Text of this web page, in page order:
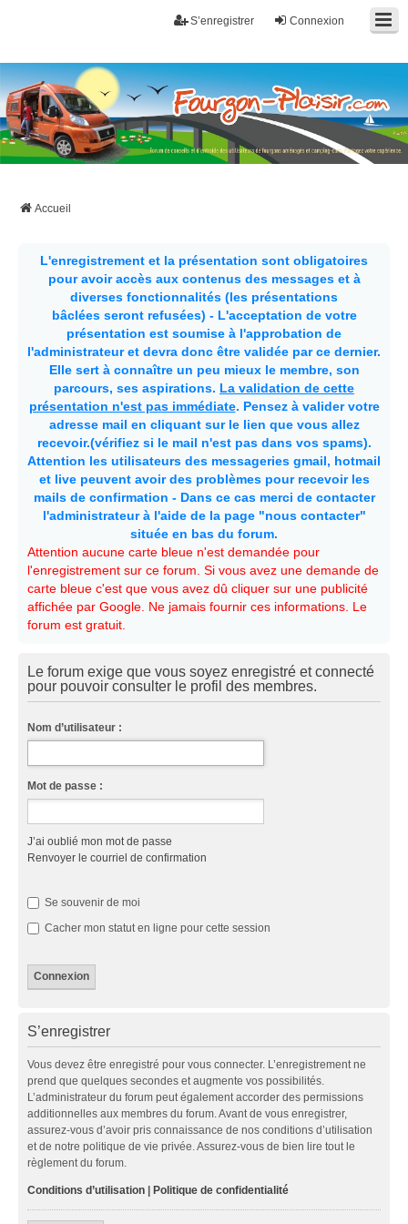
Connexion
S’enregistrer
Fourgon-plaisir.com
Forum de conseils et d'entraide des utilisateurs de fourgons, fourgons
aménagés, vans et de camping-car. Partagez votre expérience.
Accueil
L'enregistrement et la présentation sont obligatoires
pour avoir accès aux contenus des messages et à
diverses fonctionnalités (les présentations
bâclées seront refusées) - L'acceptation de votre
présentation est soumise à l'approbation de
l'administrateur et devra donc être validée par ce dernier.
Elle sert à connaître un peu mieux le membre, son
parcours, ses aspirations. La validation de cette
présentation n'est pas immédiate. Pensez à valider votre
adresse mail en cliquant sur le lien que vous allez
recevoir.(vérifiez si le mail n'est pas dans vos spams).
Attention les utilisateurs des messageries gmail, hotmail
et live peuvent avoir des problèmes pour recevoir les
mails de confirmation - Dans ce cas merci de contacter
l'administrateur à l'aide de la page "nous contacter"
située en bas du forum.
Attention aucune carte bleue n'est demandée pour
l'enregistrement sur ce forum. Si vous avez une demande de
carte bleue c'est que vous avez dû cliquer sur une publicité
affichée par Google. Ne jamais fournir ces informations. Le
forum est gratuit.
Le forum exige que vous soyez enregistré et connecté
pour pouvoir consulter le profil des membres.
Nom d’utilisateur :
Mot de passe :
J’ai oublié mon mot de passe
Renvoyer le courriel de confirmation
Se souvenir de moi
Cacher mon statut en ligne pour cette session
S’enregistrer
Vous devez être enregistré pour vous connecter. L’enregistrement ne
prend que quelques secondes et augmente vos possibilités.
L’administrateur du forum peut également accorder des permissions
additionnelles aux membres du forum. Avant de vous enregistrer,
assurez-vous d’avoir pris connaissance de nos conditions d’utilisation
et de notre politique de vie privée. Assurez-vous de bien lire tout le
règlement du forum.
Conditions d’utilisation Politique de confidentialité